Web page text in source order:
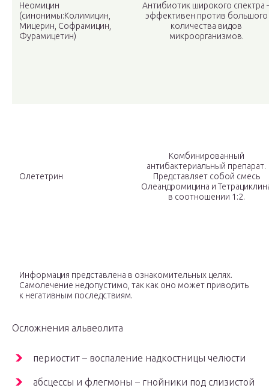
Неомицин
(синонимы:Колимицин,
Мицерин, Софрамицин,
Фурамицетин)
Антибиотик широкого спектра
эффективен против большого
количества видов
микроорганизмов.
Олететрин
Комбинированный
антибактериальный препарат.
Представляет собой смесь
Олеандромицина и
в соотношении 1:2.
Информация представлена в ознакомительных целях.
Самолечение недопустимо, так как оно может приводить
к негативным последствиям.
Осложнения альвеолита
периостит – воспаление надкостницы челюсти
абсцессы и флегмоны – гнойники под слизистой